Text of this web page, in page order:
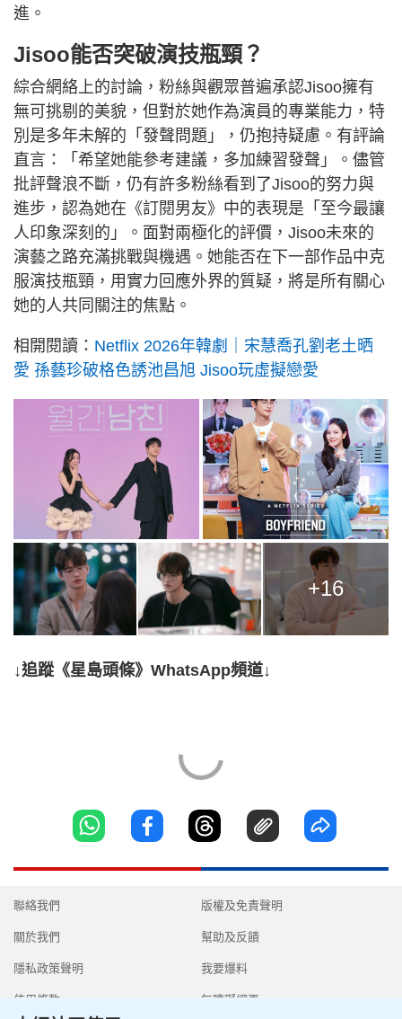
進。
Jisoo能否突破演技瓶頸？
綜合網絡上的討論，粉絲與觀眾普遍承認Jisoo擁有
無可挑剔的美貌，但對於她作為演員的專業能力，特
別是多年未解的「發聲問題」，仍抱持疑慮。有評論
直言：「希望她能參考建議，多加練習發聲」。儘管
批評聲浪不斷，仍有許多粉絲看到了Jisoo的努力與
進步，認為她在《訂閱男友》中的表現是「至今最讓
人印象深刻的」。面對兩極化的評價，Jisoo未來的
演藝之路充滿挑戰與機遇。她能否在下一部作品中克
服演技瓶頸，用實力回應外界的質疑，將是所有關心
她的人共同關注的焦點。
相開閱讀： Netflix 2026年韓劇｜宋慧喬孔劉老土晒
愛 孫藝珍破格色誘池昌旭 Jisoo玩虛擬戀愛
+16
↓追蹤《星島頭條》WhatsApp頻道↓
聯絡我們
關於我們
隱私政策聲明
使用條款
版權及免責聲明
幫助及反饋
我要爆料
無障礙網頁